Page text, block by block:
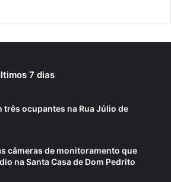
7 dias
três ocupantes na Rua Júlio de
câmeras de monitoramento que
na Santa Casa de Dom Pedrito